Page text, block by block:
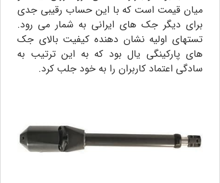
میان قیمت است که با این حساب رقیبی جدی
برای دیگر جک های ایرانی به شمار می رود.
تستهای اولیه نشان دهنده کیفیت بالای جک
های پارکینگی یال بود که به این ترتیب به
سادگی اعتماد کاربران را به خود جلب کرد.